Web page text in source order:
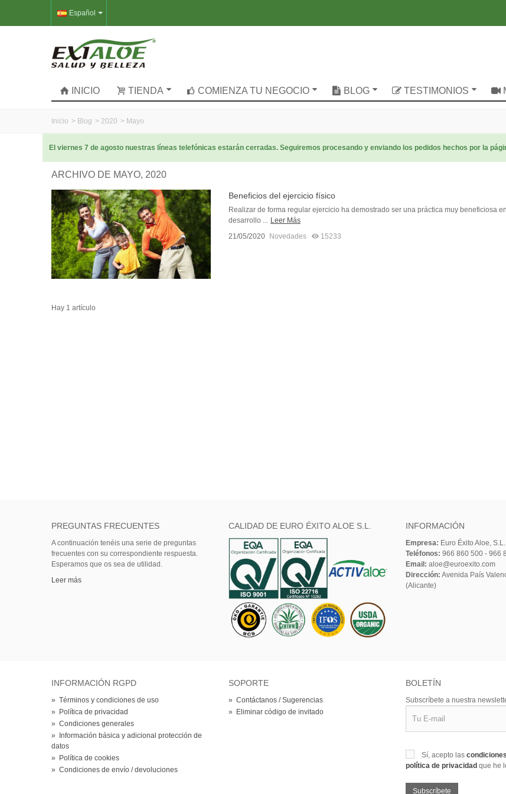
Español
INICIO TIENDA COMIENZA TU NEGOCIO BLOG TESTIMONIOS
Inicio > Blog > 2020 > Mayo
El viernes 7 de agosto nuestras líneas telefónicas estarán cerradas. Seguiremos procesando y enviando los pedidos hechos por la
ARCHIVO DE MAYO, 2020
Beneficios del ejercicio físico
Realizar de forma regular ejercicio ha demostrado ser una práctica muy beneficiosa
desarrollo ... Leer Más
21/05/2020
Novedades 15233
Hay 1 artículo
PREGUNTAS FRECUENTES
A continuación tenéis una serie de preguntas
frecuentes con su correspondiente respuesta.
Esperamos que os sea de utilidad.
Leer más
CALIDAD DE EURO ÉXITO ALOE S.L. INFORMACIÓN
Empresa: Euro Éxito Aloe, S.L.
Teléfonos: 966 860 500 - 966
Email: aloe@euroexito.com
Dirección: Avenida País
(Alicante)
INFORMACIÓN RGPD
» Términos y condiciones de uso
» Política de privacidad
» Condiciones generales
» Información básica y adicional protección de
datos
» Política de cookies
» Condiciones de envío / devoluciones
SOPORTE
» Contáctanos / Sugerencias
» Eliminar código de invitado
BOLETÍN
Subscríbete a nuestra
Sí, acepto las
política de privacidad que he
Subscríbete